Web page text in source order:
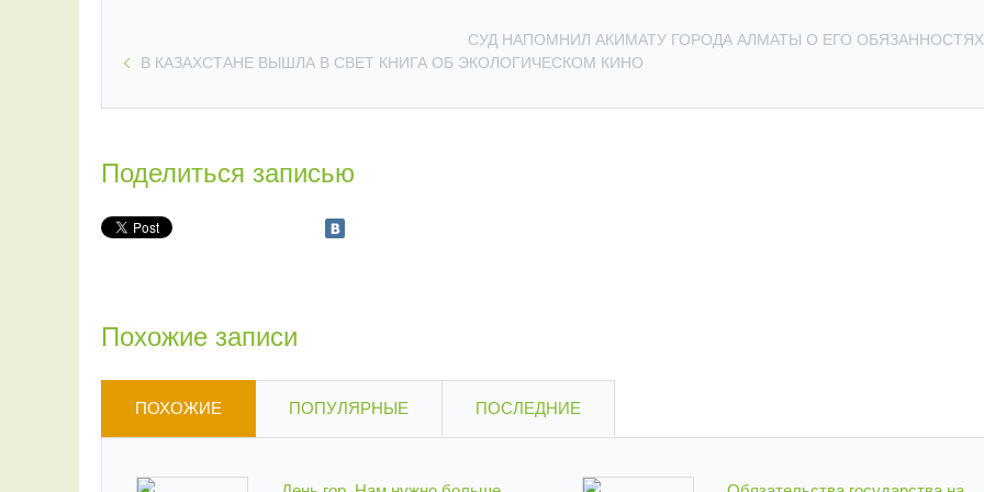
СУД НАПОМНИЛ АКИМАТУ ГОРОДА АЛМАТЫ О ЕГО
В КАЗАХСТАНЕ ВЫШЛА В СВЕТ КНИГА ОБ ЭКОЛОГИЧЕСКОМ КИНО
Поделиться записью
Похожие записи
ПОХОЖИЕ ПОПУЛЯРНЫЕ ПОСЛЕДНИЕ